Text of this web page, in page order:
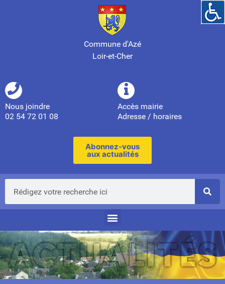
Commune d'Azé
Loir-et-Cher
Nous joindre
02 54 72 01 08
Accès mairie
Adresse / horaires
Abonnez-vous
aux actualités